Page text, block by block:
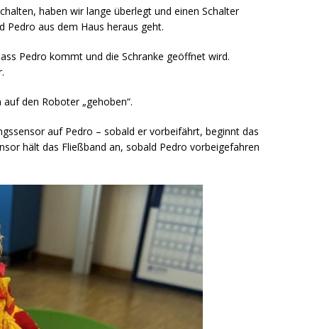
haben wir lange überlegt und einen Schalter
Pedro aus dem Haus heraus geht.
Pedro kommt und die Schranke geöffnet wird.
den Roboter „gehoben“.
auf Pedro – sobald er vorbeifährt, beginnt das
hält das Fließband an, sobald Pedro vorbeigefahren